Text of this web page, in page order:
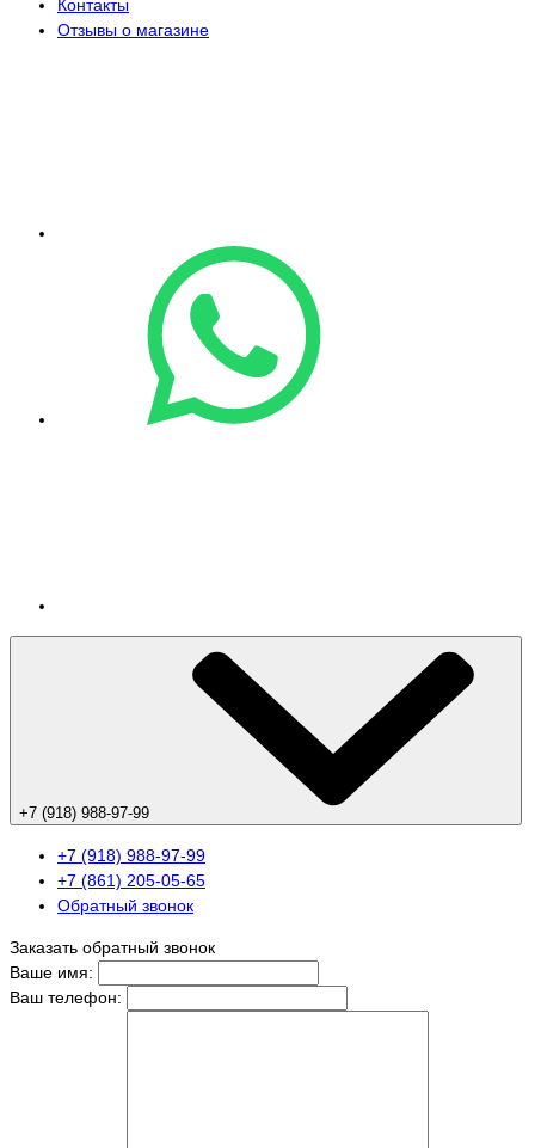
Контакты
Отзывы о магазине
+7 (918) 988-97-99
+7 (918) 988-97-99
+7 (861) 205-05-65
Обратный звонок
Заказать обратный звонок
Ваше имя:
Ваш телефон: